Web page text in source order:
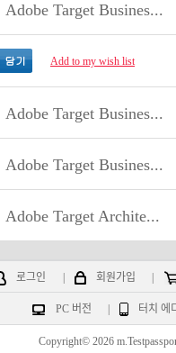
Adobe Target Busines...
Add to my wish list
Adobe Target Busines...
Adobe Target Busines...
Adobe Target Archite...
로그인 회원가입
PC 버전 터치 에
Copyright© 2026